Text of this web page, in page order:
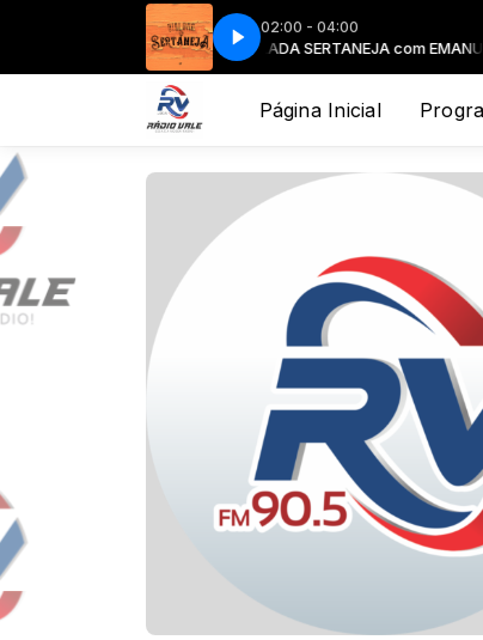
02:00 - 04:00
VIOLADA SERTANEJA com EMANUEL
Página Inicial